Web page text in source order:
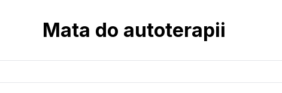
Mata do autoterapii